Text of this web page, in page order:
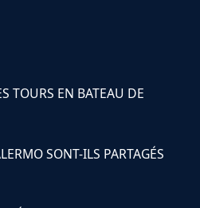
TOURS EN BATEAU DE
SONT-ILS PARTAGÉS